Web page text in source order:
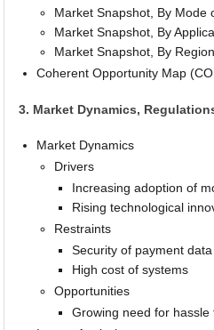
Market Snapshot, By Mode
Market Snapshot, By
Market Snapshot, By Region
Coherent Opportunity Map
3. Market Dynamics,
Market Dynamics
Drivers
Increasing adoption of
Rising technological
Restraints
Security of payment
High cost of systems
Opportunities
Growing need for